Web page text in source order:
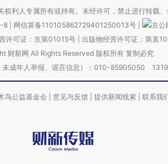
利人专属所有或持有。未经许可，禁止进行转载、
8 网信算备110105862729401250013号
京公
许可证：京第01015号| 出版物经营许可证：第直
财新网 All Rights Reserved 版权所有 复制必究
未成年人举报、谣言信息）：010-85905050
鸟公益基金会 意见与反馈 提供新闻线索 联系我